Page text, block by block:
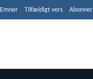
Emner Tilfældigt vers Abonner